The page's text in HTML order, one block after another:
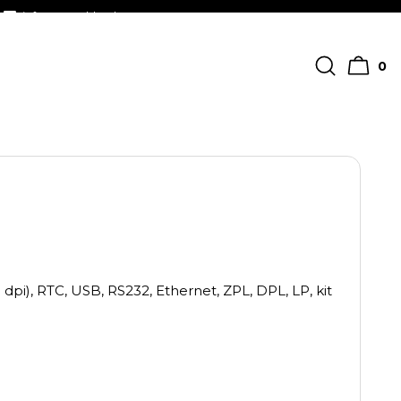
info@streckkodscenter.se
0
RTC, USB, RS232, Ethernet, ZPL, DPL, LP, kit